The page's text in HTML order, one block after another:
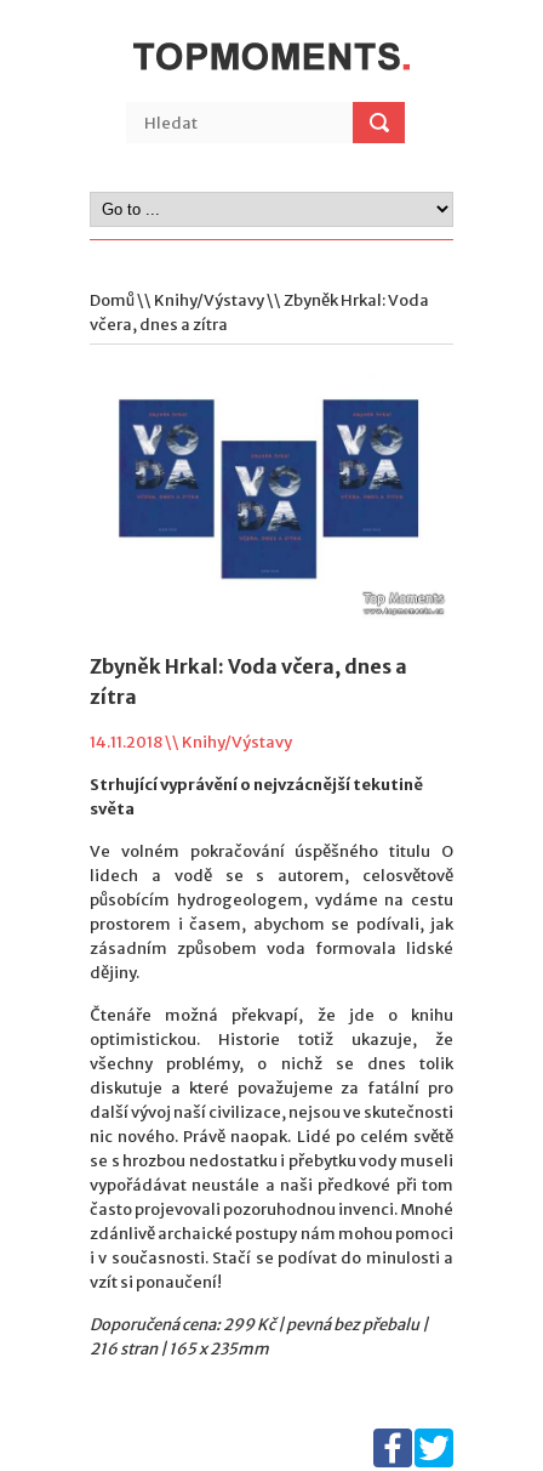
Domů\\ Knihy/Výstavy\\ Zbyněk Hrkal: Voda
včera, dnes a zítra
Zbyněk Hrkal: Voda včera, dnes a
zítra
14.11.2018 \\ Knihy/Výstavy
Strhující vyprávění o nejvzácnější tekutině
světa
Ve volném pokračování úspěšného titulu O
lidech a vodě se s autorem, celosvětově
působícím hydrogeologem, vydáme na cestu
prostorem i časem, abychom se podívali, jak
zásadním způsobem voda formovala lidské
dějiny.
Čtenáře možná překvapí, že jde o knihu
optimistickou. Historie totiž ukazuje, že
všechny problémy, o nichž se dnes tolik
diskutuje a které považujeme za fatální pro
další vývoj naší civilizace, nejsou ve skutečnosti
nic nového. Právě naopak. Lidé po celém světě
se s hrozbou nedostatku i přebytku vody museli
vypořádávat neustále a naši předkové při tom
často projevovali pozoruhodnou invenci. Mnohé
zdánlivě archaické postupy nám mohou pomoci
i v současnosti. Stačí se podívat do minulosti a
vzít si ponaučení!
Doporučená cena: 299 Kč | pevná bez přebalu |
216 stran | 165 x 235mm